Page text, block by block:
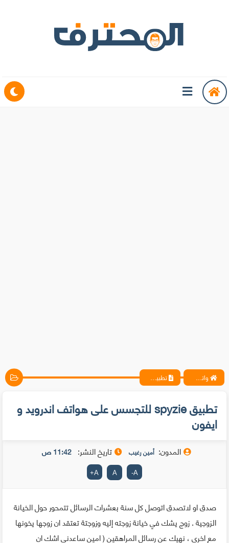
واتس آب ، فيسبوك ، أنترنت ، شروحات تقنية حصرية - المحترف تطبيق spyzie للتجسس على هواتف اندرويد و ايفون
تطبيق spyzie للتجسس على هواتف اندرويد و
ايفون
المدون: أمين رغيب تاريخ النشر: 11:42 ص
A
-
A
A
+
صدق او لاتصدق اتوصل كل سنة بعشرات الرسائل تتمحور حول الخيانة
الزوجية . زوج يشك في خيانة زوجته إليه وزوجتة تعتقد ان زوجها يخونها
مع اخرى ، نهيك عن رسائل المراهقين ( امين ساعدني اشك ان